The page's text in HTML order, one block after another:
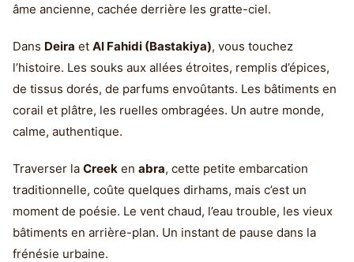
âme ancienne, cachée derrière les gratte-ciel.
Dans Deira et Al Fahidi (Bastakiya), vous touchez
l’histoire. Les souks aux allées étroites, remplis d’épices,
de tissus dorés, de parfums envoûtants. Les bâtiments en
corail et plâtre, les ruelles ombragées. Un autre monde,
calme, authentique.
Traverser la Creek en abra, cette petite embarcation
traditionnelle, coûte quelques dirhams, mais c’est un
moment de poésie. Le vent chaud, l’eau trouble, les vieux
bâtiments en arrière-plan. Un instant de pause dans la
frénésie urbaine.